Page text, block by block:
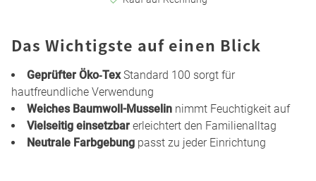
Das Wichtigste auf einen Blick
Geprüfter Öko‑TexStandard 100 sorgt für
hautfreundliche Verwendung
Weiches Baumwoll-Musselin nimmt Feuchtigkeit auf
Vielseitig einsetzbar erleichtert den Familienalltag
Neutrale Farbgebung passt zu jeder Einrichtung